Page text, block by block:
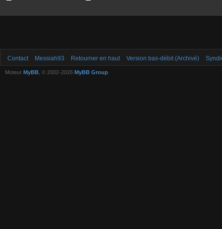
Contact Messiah93 Retourner en haut Version bas-débit (Archivé)
Moteur MyBB , © 2002-2026 MyBB Group